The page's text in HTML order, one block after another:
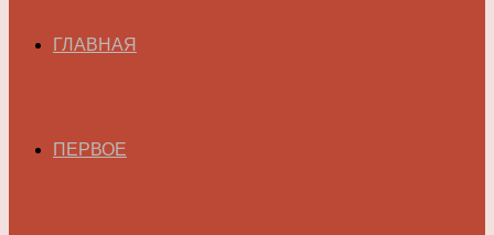
ГЛАВНАЯ
ПЕРВОЕ